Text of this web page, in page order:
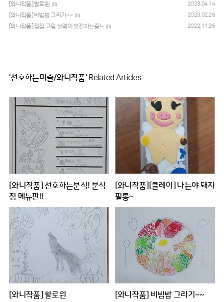
[와니작품] 할로윈 (0) 2023.04.14
[와니작품] 비빔밥 그리기~~ (0) 2023.02.26
[와니작품] 점점 그림 실력이 발전하는중!~ (0) 2022.11.26
'선호하는미술/와니작품'Related Articles
[와니작품] 선호하는분식! 분식
점 메뉴판!!
[와니작품][클레이] 나는야 돼지
필통~
[와니작품] 할로윈 [와니작품] 비빔밥 그리기~~